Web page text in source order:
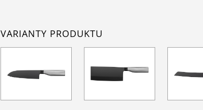
VARIANTY PRODUKTU